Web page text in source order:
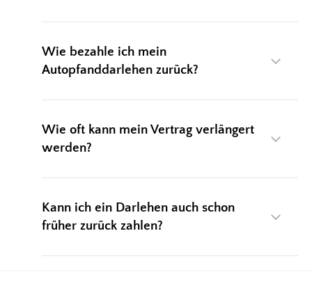
Wie bezahle ich mein
Autopfanddarlehen zurück?
Wie oft kann mein Vertrag verlängert
werden?
Kann ich ein Darlehen auch schon
früher zurück zahlen?